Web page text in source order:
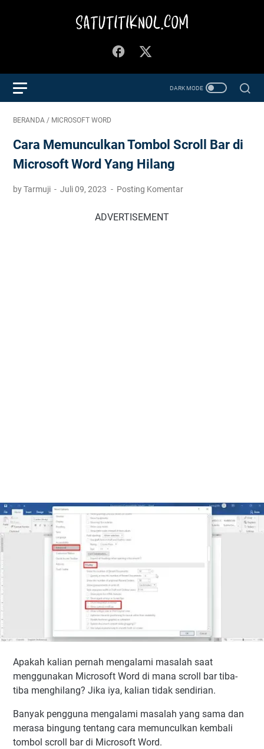
BERANDA / MICROSOFT WORD
Cara Memunculkan Tombol Scroll Bar di
Microsoft Word Yang Hilang
by Tarmuji Juli 09, 2023 Posting Komentar
ADVERTISEMENT
Apakah kalian pernah mengalami masalah saat
menggunakan Microsoft Word di mana scroll bar tiba-
tiba menghilang? Jika iya, kalian tidak sendirian.
Banyak pengguna mengalami masalah yang sama dan
merasa bingung tentang cara memunculkan kembali
tombol scroll bar di Microsoft Word.